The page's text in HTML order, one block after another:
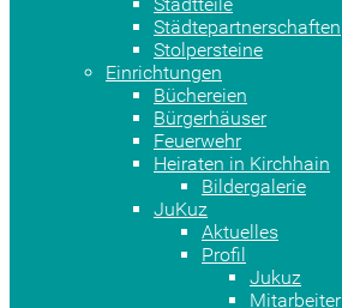
Städtepartnerschaften
Stolpersteine
Einrichtungen
Büchereien
Bürgerhäuser
Feuerwehr
Heiraten in Kirchhain
Bildergalerie
JuKuz
Aktuelles
Profil
Jukuz
Mitarbeiter